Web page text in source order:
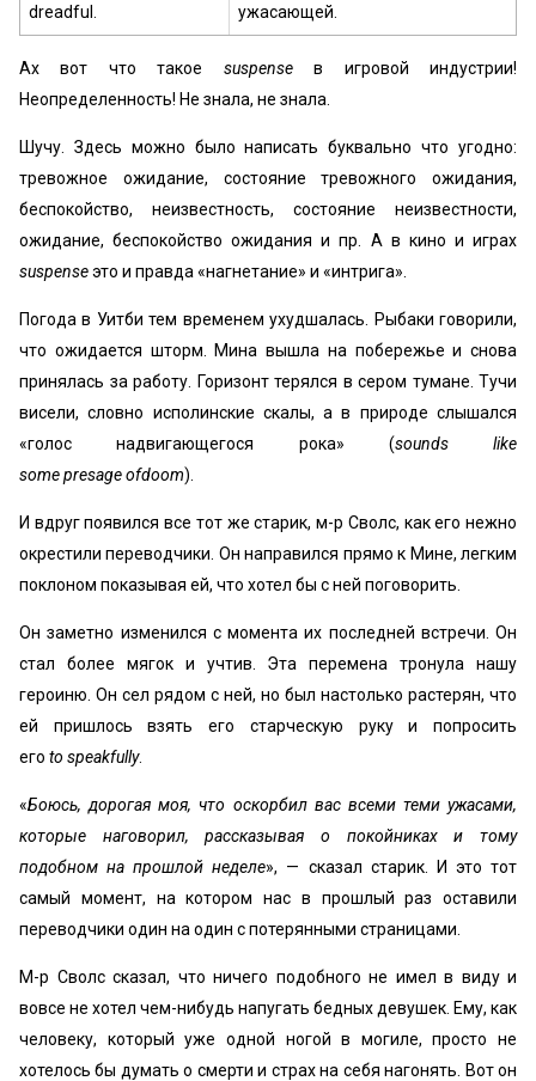
dreadful.
ужасающей.
Ах вот что такое suspenseв игровой индустрии!
Неопределенность! Не знала, не знала.
Шучу. Здесь можно было написать буквально что угодно:
тревожное ожидание, состояние тревожного ожидания,
беспокойство, неизвестность, состояние неизвестности,
ожидание, беспокойство ожидания и пр. А в кино и играх
suspenseэто и правда «нагнетание» и «интрига».
Погода в Уитби тем временем ухудшалась. Рыбаки говорили,
что ожидается шторм. Мина вышла на побережье и снова
принялась за работу. Горизонт терялся в сером тумане. Тучи
висели, словно исполинские скалы, а в природе слышался
«голос надвигающегося рока» (sounds like
some presage ofdoom).
И вдруг появился все тот же старик, м-р Сволс, как его нежно
окрестили переводчики. Он направился прямо к Мине, легким
поклоном показывая ей, что хотел бы с ней поговорить.
Он заметно изменился с момента их последней встречи. Он
стал более мягок и учтив. Эта перемена тронула нашу
героиню. Он сел рядом с ней, но был настолько растерян, что
ей пришлось взять его старческую руку и попросить
его to speakfully.
«Боюсь, дорогая моя, что оскорбил вас всеми теми ужасами,
которые наговорил, рассказывая о покойниках и тому
подобном на прошлой неделе», — сказал старик. И это тот
самый момент, на котором нас в прошлый раз оставили
переводчики один на один с потерянными страницами.
М-р Сволс сказал, что ничего подобного не имел в виду и
вовсе не хотел чем-нибудь напугать бедных девушек. Ему, как
человеку, который уже одной ногой в могиле, просто не
хотелось бы думать о смерти и страх на себя нагонять. Вот он